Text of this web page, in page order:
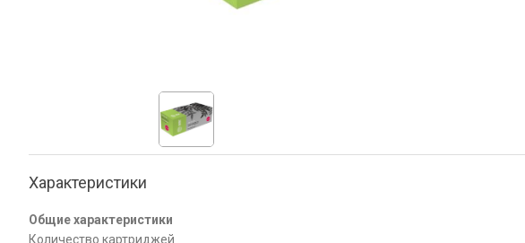
Характеристики
Общие характеристики
Количество картриджей